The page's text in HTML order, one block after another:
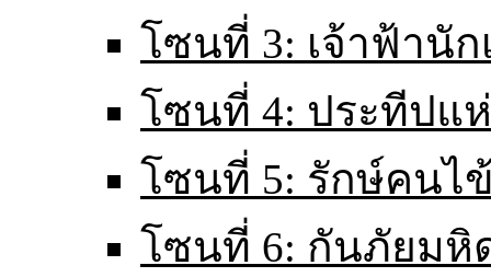
โซนที่ 3: เจ้าฟ้านัก
โซนที่ 4: ประทีปแ
โซนที่ 5: รักษ์คนไ
โซนที่ 6: กันภัยมหิ